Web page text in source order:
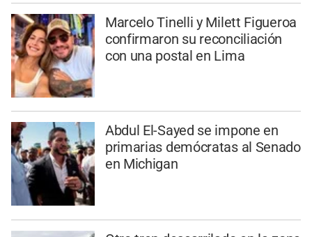
Marcelo Tinelli y Milett Figueroa
confirmaron su reconciliación
con una postal en Lima
Abdul El-Sayed se impone en
primarias demócratas al Senado
en Michigan